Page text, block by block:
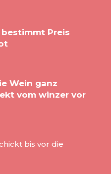
Preis
Wein ganz
vom winzer vor
bis vor die